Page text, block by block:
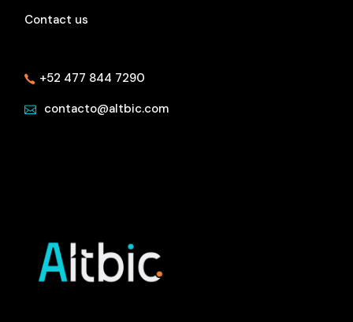
Contact us
+52 477 844 7290
contacto@altbic.com